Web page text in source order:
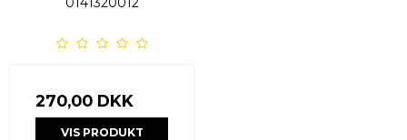
270,00 DKK
VIS PRODUKT